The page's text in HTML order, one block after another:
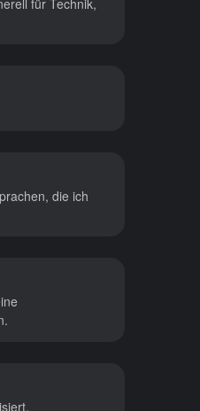
für Technik,
die ich